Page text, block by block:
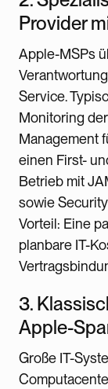
Provider
Apple-MSPs
Service.
Monitoring
Management
einen First-
Betrieb mit
sowie
Vorteil: Eine
planbare IT-
3.
Apple-
Große IT-